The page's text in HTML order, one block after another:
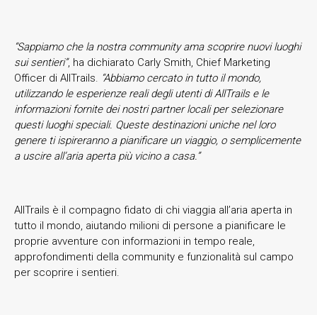
“Sappiamo che la nostra community ama scoprire nuovi luoghi
sui sentieri”, ha dichiarato Carly Smith, Chief Marketing
Officer di AllTrails. “Abbiamo cercato in tutto il mondo,
utilizzando le esperienze reali degli utenti di AllTrails e le
informazioni fornite dei nostri partner locali per selezionare
questi luoghi speciali. Queste destinazioni uniche nel loro
genere ti ispireranno a pianificare un viaggio, o semplicemente
a uscire all’aria aperta più vicino a casa.”
AllTrails è il compagno fidato di chi viaggia all’aria aperta in
tutto il mondo, aiutando milioni di persone a pianificare le
proprie avventure con informazioni in tempo reale,
approfondimenti della community e funzionalità sul campo
per scoprire i sentieri.